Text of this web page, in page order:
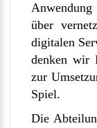
über
digitalen
denken wir
zur
Spiel.
Die